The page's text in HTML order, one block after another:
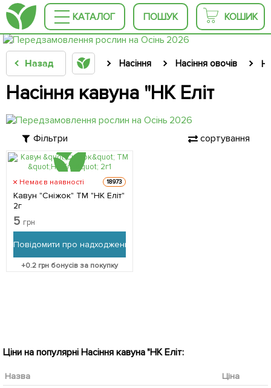
КАТАЛОГ ПОШУК КОШИК
Назад Насіння Насіння овочів
Насіння кавуна "НК Еліт
Фільтри сортування
Немає в наявності 18973
Кавун "Сніжок" ТМ "НК Еліт"
2г
5 грн
Повідомити про надходження
+0.2 грн бонусів за покупку
Ціни на популярні Насіння кавуна "НК Еліт:
Назва
Ціна